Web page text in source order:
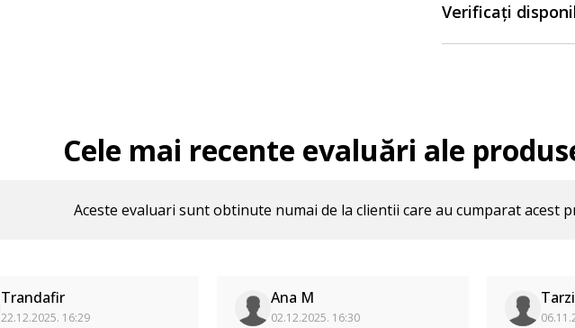
Verificați
Cele mai recente evaluări ale
Aceste evaluari sunt obtinute numai de la clientii care au cumparat acest
Trandafir
22.12.2025. 16:29
Ana M
02.12.2025. 16:30